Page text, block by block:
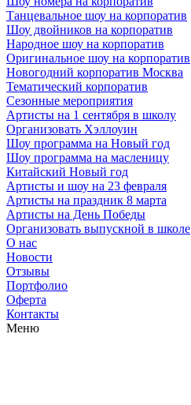
Танцевальное шоу на корпоратив
Шоу двойников на корпоратив
Народное шоу на корпоратив
Оригинальное шоу на корпоратив
Новогодний корпоратив Москва
Тематический корпоратив
Сезонные мероприятия
Артисты на 1 сентября в школу
Организовать Хэллоуин
Шоу программа на Новый год
Шоу программа на масленицу
Китайский Новый год
Артисты и шоу на 23 февраля
Артисты на праздник 8 марта
Артисты на День Победы
Организовать выпускной в школе
О нас
Новости
Отзывы
Портфолио
Оферта
Контакты
Меню